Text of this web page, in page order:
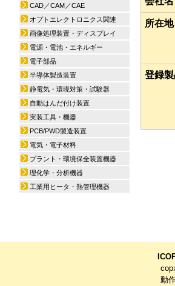
所在地
登録
CAD／CAM／CAE
オプトエレクトロニクス関連
画像処理装置・ディスプレイ
電源・電池・エネルギー
電子部品
半導体製造装置
静電気・環境対策・試験器
自動はんだ付け装置
実装工具・機器
PCB/PWD製造装置
電気・電子材料
プラント・環境保全装置機器
理化学・分析機器
工業用ヒータ・熱管理機器
cop
動